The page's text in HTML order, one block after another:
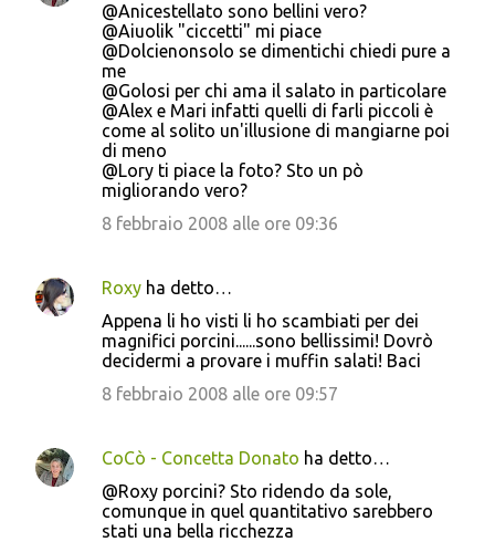
@Anicestellato sono bellini vero?
@Aiuolik "ciccetti" mi piace
@Dolcienonsolo se dimentichi chiedi pure a
me
@Golosi per chi ama il salato in particolare
@Alex e Mari infatti quelli di farli piccoli è
come al solito un'illusione di mangiarne poi
di meno
@Lory ti piace la foto? Sto un pò
migliorando vero?
8 febbraio 2008 alle ore 09:36
Roxy ha detto…
Appena li ho visti li ho scambiati per dei
magnifici porcini......sono bellissimi! Dovrò
decidermi a provare i muffin salati! Baci
8 febbraio 2008 alle ore 09:57
CoCò - Concetta Donato ha detto…
@Roxy porcini? Sto ridendo da sole,
comunque in quel quantitativo sarebbero
stati una bella ricchezza